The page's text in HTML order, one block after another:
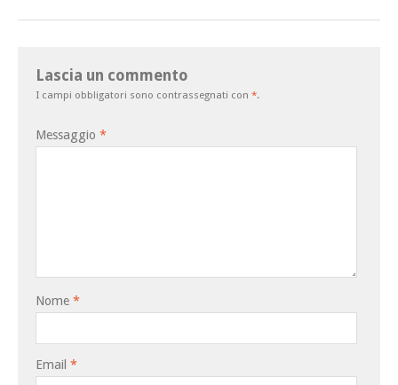
Lascia un commento
I campi obbligatori sono contrassegnati con *.
Messaggio *
Nome *
Email *